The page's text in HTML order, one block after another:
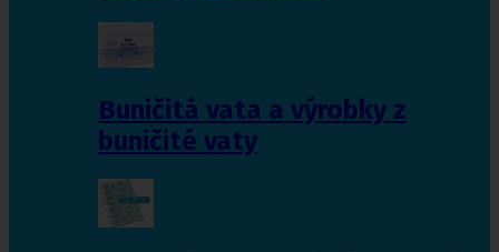
Buničitá vata a výrobky z
buničité vaty